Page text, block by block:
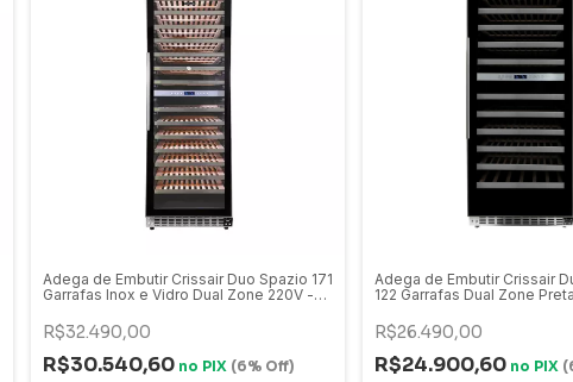
Adega de Embutir Crissair Duo Spazio 171
Garrafas Inox e Vidro Dual Zone 220V -
R$32.490,00
R$30.540,60 no PIX (6% Off)
Adega de Embutir Crissair
122 Garrafas Dual Zone
R$26.490,00
R$24.900,60 no PIX